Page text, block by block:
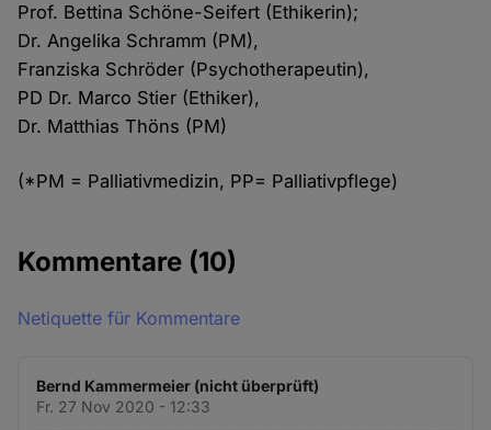
Prof. Bettina Schöne-Seifert (Ethikerin);
Dr. Angelika Schramm (PM),
Franziska Schröder (Psychotherapeutin),
PD Dr. Marco Stier (Ethiker),
Dr. Matthias Thöns (PM)
(*PM = Palliativmedizin, PP= Palliativpflege)
Kommentare (10)
Netiquette für Kommentare
Bernd Kammermeier (nicht überprüft)
Fr. 27 Nov 2020 - 12:33